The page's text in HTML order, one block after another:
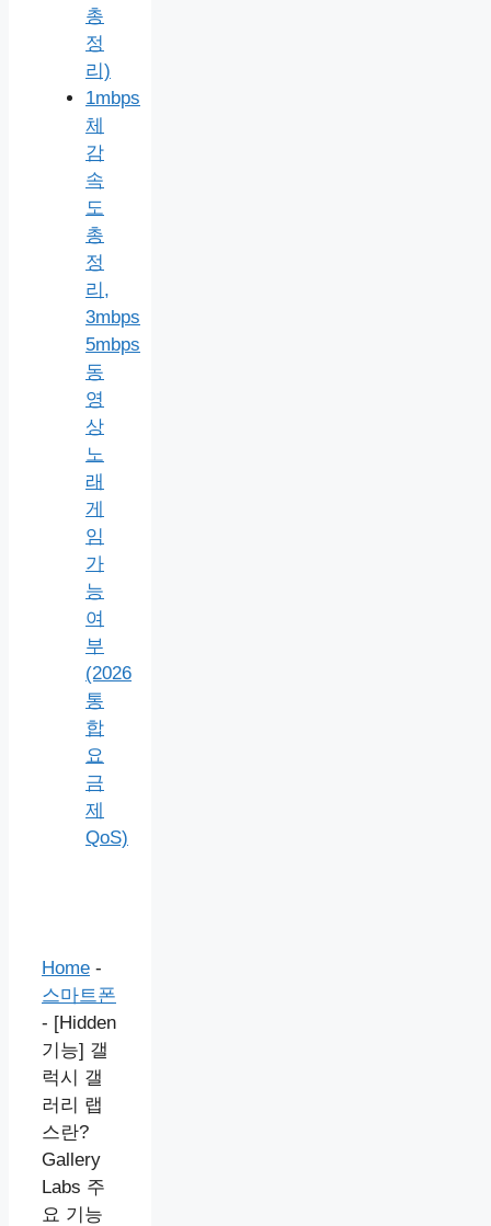
총
정
리)
1mbps
체
감
속
도
총
정
리,
3mbps
5mbps
동
영
상
노
래
게
임
가
능
여
부
(2026
통
합
요
금
제
QoS)
Home -
스마트폰
- [Hidden
기능] 갤
럭시 갤
러리 랩
스란?
Gallery
Labs 주
요 기능